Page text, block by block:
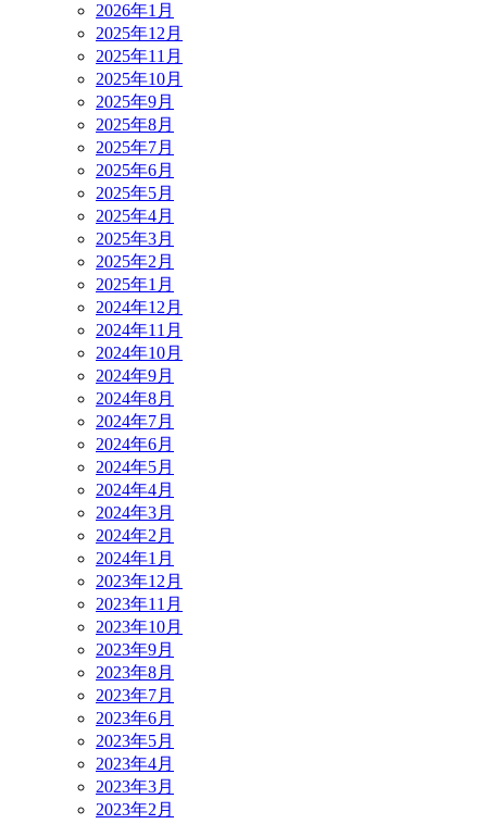
2026年1月
2025年12月
2025年11月
2025年10月
2025年9月
2025年8月
2025年7月
2025年6月
2025年5月
2025年4月
2025年3月
2025年2月
2025年1月
2024年12月
2024年11月
2024年10月
2024年9月
2024年8月
2024年7月
2024年6月
2024年5月
2024年4月
2024年3月
2024年2月
2024年1月
2023年12月
2023年11月
2023年10月
2023年9月
2023年8月
2023年7月
2023年6月
2023年5月
2023年4月
2023年3月
2023年2月